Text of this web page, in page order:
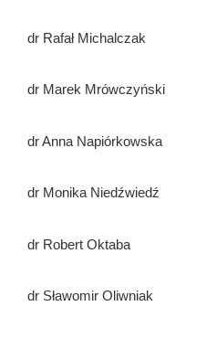
dr Rafał Michalczak
dr Marek Mrówczyński
dr Anna Napiórkowska
dr Monika Niedźwiedź
dr Robert Oktaba
dr Sławomir Oliwniak